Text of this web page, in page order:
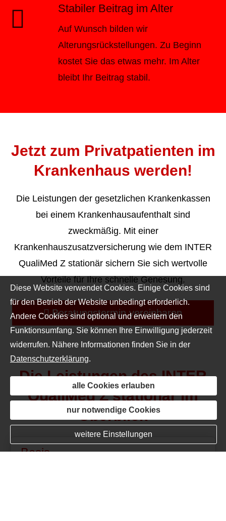
Stabiler Beitrag im Alter
Auf Wunsch bilden wir
Alterungsrückstellungen. Zu Beginn
kostet Sie das etwas mehr. Im Alter
bleibt Ihr Beitrag stabil.
Jetzt zum Privatpatienten im
Krankenhaus werden!
Die Leistungen der gesetzlichen Krankenkassen
bei einem Krankenhausaufenthalt sind
zweckmäßig. Mit einer
Krankenhauszusatzversicherung wie dem INTER
QualiMed Z stationär sichern Sie sich wertvolle
Vorteile für Ihre schnelle Genesung.
Beratungstermin vereinbaren
Die Leistungen des INTER
QualiMed Z stationär im
Überblick
Basis
Diese Website verwendet Cookies. Einige Cookies sind
für den Betrieb der Website unbedingt erforderlich.
Andere Cookies sind optional und erweitern den
Funktionsumfang. Sie können Ihre Einwilligung jederzeit
widerrufen. Nähere Informationen finden Sie in der
Datenschutzerklärung.
alle Cookies erlauben
nur notwendige Cookies
weitere Einstellungen